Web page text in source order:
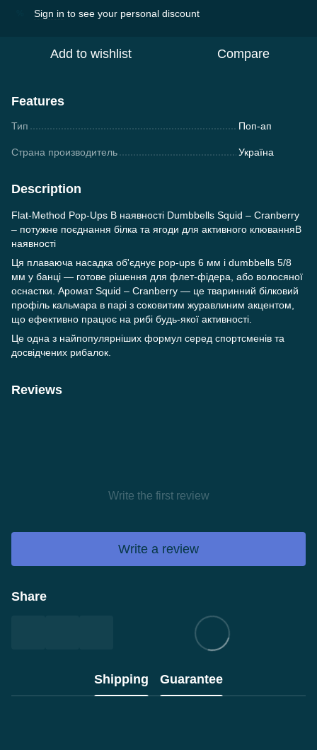
Sign in to see your personal discount
Add to wishlist Compare
Features
Тип Поп-ап
Страна производитель Україна
Description
Flat-Method Pop-Ups В наявності Dumbbells Squid – Cranberry
– потужне поєднання білка та ягоди для активного клюванняВ
наявності
Ця плаваюча насадка об'єднує pop-ups 6 мм і dumbbells 5/8
мм у банці — готове рішення для флет-фідера, або волосяної
оснастки. Аромат Squid – Cranberry — це тваринний білковий
профіль кальмара в парі з соковитим журавлиним акцентом,
що ефективно працює на рибі будь-якої активності.
Це одна з найпопулярніших формул серед спортсменів та
досвідчених рибалок.
Reviews
Write the first review
Write a review
Share
Shipping Guarantee